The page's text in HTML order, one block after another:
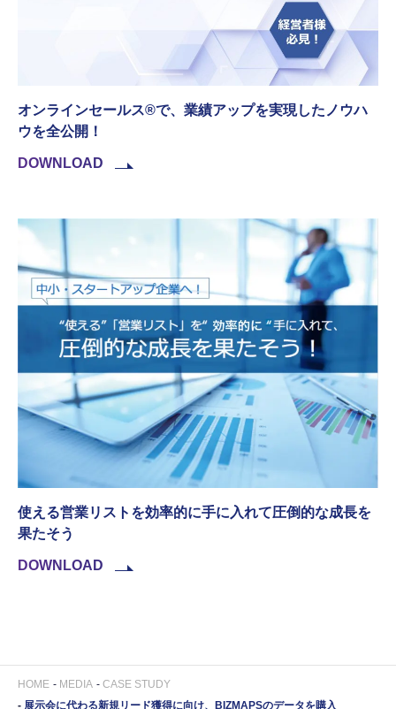
オンラインセールス®で、業績アップを実現したノウハ
ウを全公開！
DOWNLOAD
使える営業リストを効率的に手に入れて圧倒的な成長を
果たそう
DOWNLOAD
HOME MEDIA
CASE STUDY
展示会に代わる新規リード獲得に向け、BIZMAPSのデータを購入